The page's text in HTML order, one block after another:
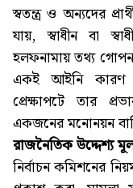
স্বতন্ত্র ও অন্যদের
যায়, স্বাধীন বা
হলফনামায় তথ্য
একই আইনি কারণ
প্রেক্ষাপটে তার
একজনের মনোনয়ন
রাজনৈতিক উদ্দেশ্য
নির্বাচন কমিশনের